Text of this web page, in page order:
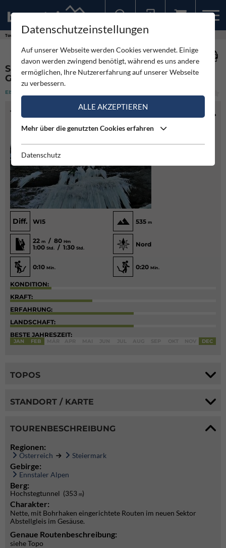
Touren Sektor Abstellgleis- Hochstegtunnel Gesäuse
SEKTOR ABSTELLGLEIS- HOCHSTEGTUNNEL
GESÄUSE
EISKLETTERN
TOURENINFO
Diff. WI5 535 m
22 m / 80 Hm
1:00 Std. / 1:30 Std.
Nord
0:10 Min. 0:20 Min.
KONDITION:
KRAFT:
ERFAHRUNG:
LANDSCHAFT:
BESTE JAHRESZEIT:
JAN FEB DEC
TOPOS
STANDORT / KARTE
TOURENBESCHREIBUNG
Regionen:
Österreich Steiermark
Gebirge:
Ennstaler Alpen
Berg:
Hochstegtunnel (353 m)
Charakter:
Nette, mit Bohrhaken eingerichtete Routen im neuen Sektor
Abstellgleis im Gesäuse.
Genaue Routenbeschreibung:
siehe Topo
Datenschutzeinstellungen
Auf unserer Webseite werden Cookies verwendet. Einige
davon werden zwingend benötigt, während es uns andere
ermöglichen, Ihre Nutzererfahrung auf unserer Webseite
zu verbessern.
ALLE AKZEPTIEREN
Mehr über die genutzten Cookies erfahren
Datenschutz